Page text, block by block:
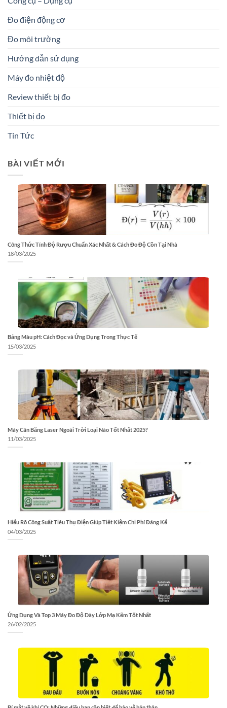
Đo điện động cơ
Đo môi trường
Hướng dẫn sử dụng
Máy đo nhiệt độ
Review thiết bị đo
Thiết bị đo
Tin Tức
BÀI VIẾT MỚI
Công Thức Tính Độ Rượu Chuẩn Xác Nhất & Cách Đo Độ Cồn Tại Nhà
18/03/2025
Bảng Màu pH: Cách Đọc và Ứng Dụng Trong Thực Tế
15/03/2025
Máy Cân Bằng Laser Ngoài Trời Loại Nào Tốt Nhất 2025?
11/03/2025
Hiểu Rõ Công Suất Tiêu Thụ Điện Giúp Tiết Kiệm Chi Phí Đáng Kể
04/03/2025
Ứng Dụng Và Top 3 Máy Đo Độ Dày Lớp Mạ Kẽm Tốt Nhất
26/02/2025